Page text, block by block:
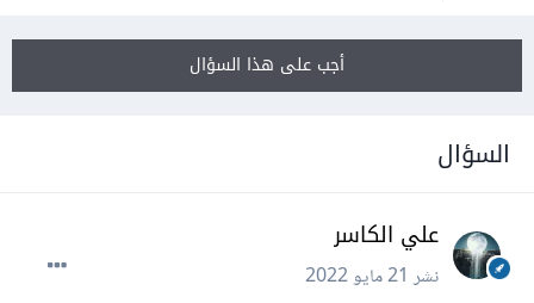
أجب على هذا السؤال
السؤال
علي الكاسر
نشر21 مايو 2022